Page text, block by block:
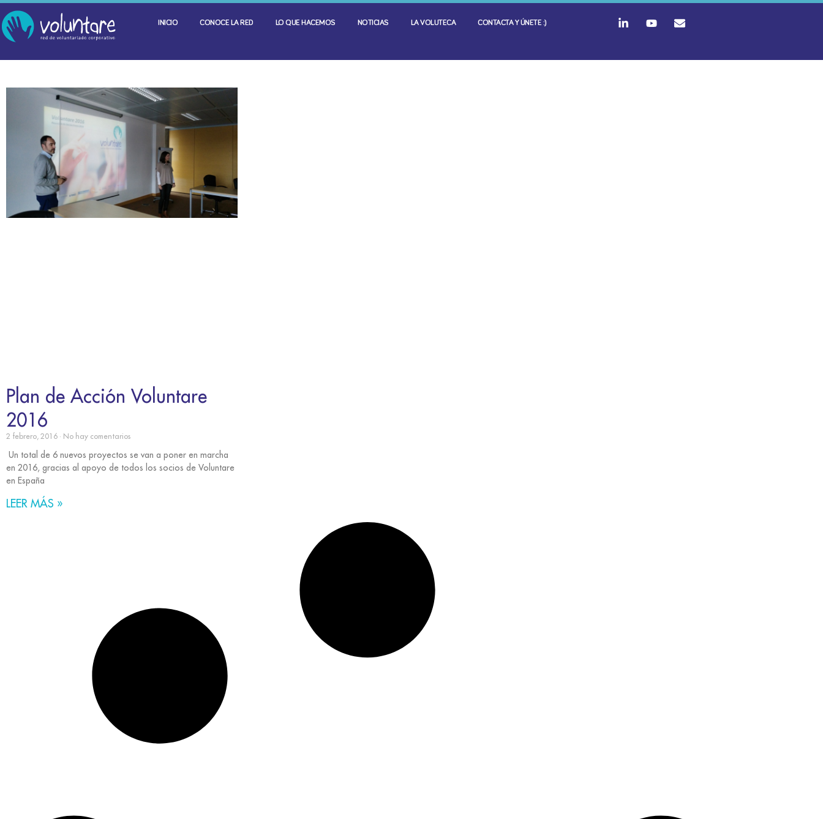
INICIO CONOCE LA RED LO QUE HACEMOS NOTICIAS LA VOLUTECA CONTACTA Y ÚNETE :)
Plan de Acción Voluntare
2016
2 febrero, 2016 No hay comentarios
Un total de 6 nuevos proyectos se van a poner en marcha
en 2016, gracias al apoyo de todos los socios de Voluntare
en España
LEER MÁS »